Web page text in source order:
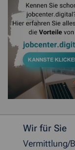
Weitere
Wir für Sie
Vermittlung/